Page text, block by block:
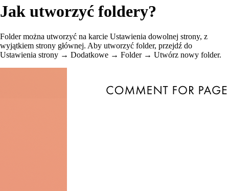
Jak utworzyć foldery?
Folder można utworzyć na karcie Ustawienia dowolnej strony, z
wyjątkiem strony głównej. Aby utworzyć folder, przejdź do
Ustawienia strony → Dodatkowe → Folder → Utwórz nowy folder.